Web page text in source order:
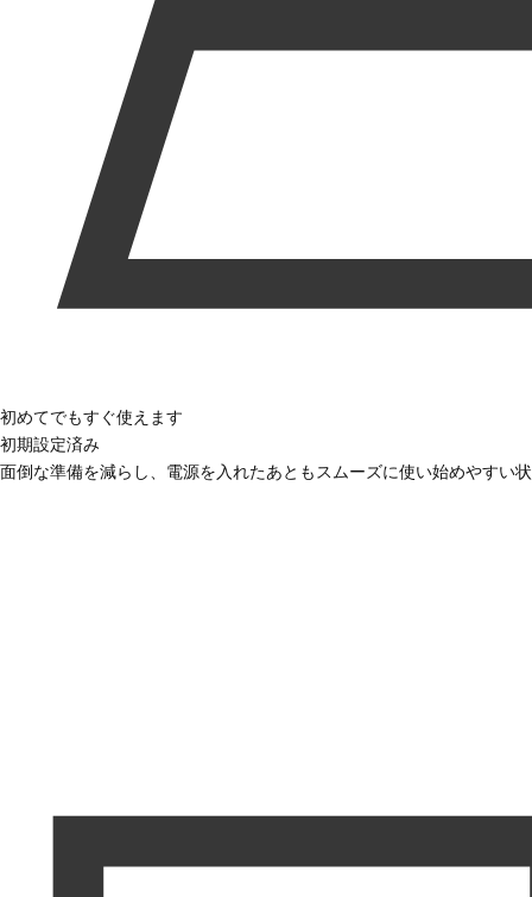
初めてでもすぐ使えます
初期設定済み
面倒な準備を減らし、電源を入れたあともスムーズに使い始めやすい